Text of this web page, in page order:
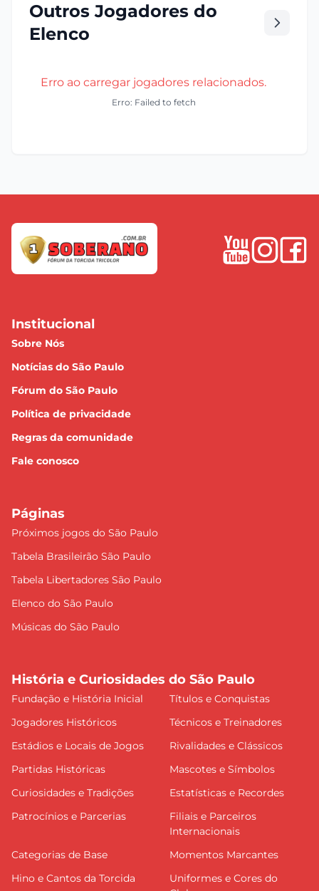
Outros Jogadores do
Elenco
Erro ao carregar jogadores relacionados.
Erro: Failed to fetch
Institucional
Sobre Nós
Notícias do São Paulo
Fórum do São Paulo
Política de privacidade
Regras da comunidade
Fale conosco
Páginas
Próximos jogos do São Paulo
Tabela Brasileirão São Paulo
Tabela Libertadores São Paulo
Elenco do São Paulo
Músicas do São Paulo
História e Curiosidades do São Paulo
Fundação e História Inicial
Títulos e Conquistas
Jogadores Históricos
Técnicos e Treinadores
Estádios e Locais de Jogos
Rivalidades e Clássicos
Partidas Históricas
Mascotes e Símbolos
Curiosidades e Tradições
Estatísticas e Recordes
Patrocínios e Parcerias
Filiais e Parceiros
Internacionais
Categorias de Base
Momentos Marcantes
Hino e Cantos da Torcida
Uniformes e Cores do